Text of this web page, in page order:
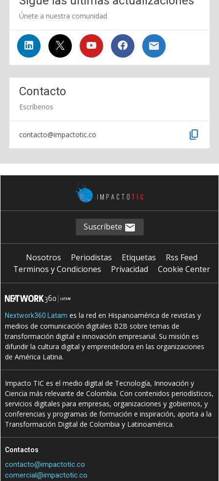
Únete a nuestra comunidad
Contacto
Escríbenos
contacto@impactotic.co content_copy
Suscríbete
Nosotros Periodistas Etiquetas
Rss Feed
Terminos y Condiciones
Privacidad Cookie Center
Nextwork360 Latam es la red en Hispanoamérica de revistas y
medios de comunicación digitales B2B sobre temas de
transformación digital e innovación empresarial. Su misión es
difundir la cultura digital y emprendedora en las organizaciones
de América Latina.
Impacto TIC es el medio digital de Tecnología, Innovación y
Ciencia más relevante de Colombia. Con contenidos periodísticos,
servicios digitales para empresas, organizaciones y gobiernos, y
conferencias y programas de formación e inspiración, aporta a la
Transformación Digital de Colombia y Latinoamérica.
Contactos
contacto@impactotic.co
comercial@impactotic.co